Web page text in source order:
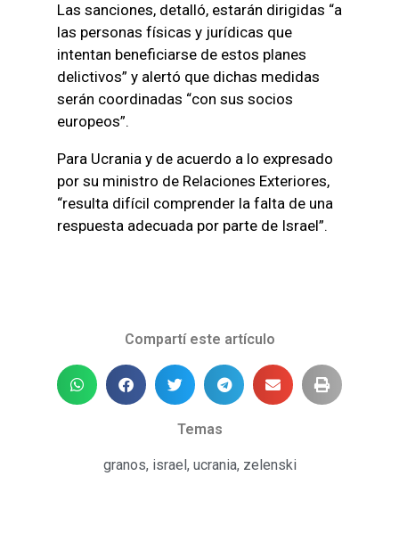
Las sanciones, detalló, estarán dirigidas “a
las personas físicas y jurídicas que
intentan beneficiarse de estos planes
delictivos” y alertó que dichas medidas
serán coordinadas “con sus socios
europeos”.
Para Ucrania y de acuerdo a lo expresado
por su ministro de Relaciones Exteriores,
“resulta difícil comprender la falta de una
respuesta adecuada por parte de Israel”.
Compartí este artículo
Temas
granos, israel , ucrania, zelenski